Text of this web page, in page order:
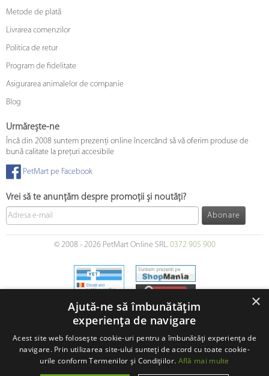
Metode de plată
Livrarea comenzilor
Politica de retur
Program de fidelitate
Asigurarea animalelor de companie
Blog
Urmărește-ne
Încă din 2008 suntem prezenți online încercând să vă oferim produse de
bună calitate la prețuri accesibile
PetMart pe Facebook
Vrei să te anunțăm despre promoții și noutăți?
Abonare
© 2008 - 2026 PetMart Online SRL. 0372 905 900
×
Ajută-ne să îmbunătățim
experiența de navigare
Acest site web folosește cookie-uri pentru a îmbunătăți experiența de
navigare. Prin utilizarea site-ului sunteți de acord cu toate cookie-
urile conform Termenilor și Condițiilor. Află mai multe